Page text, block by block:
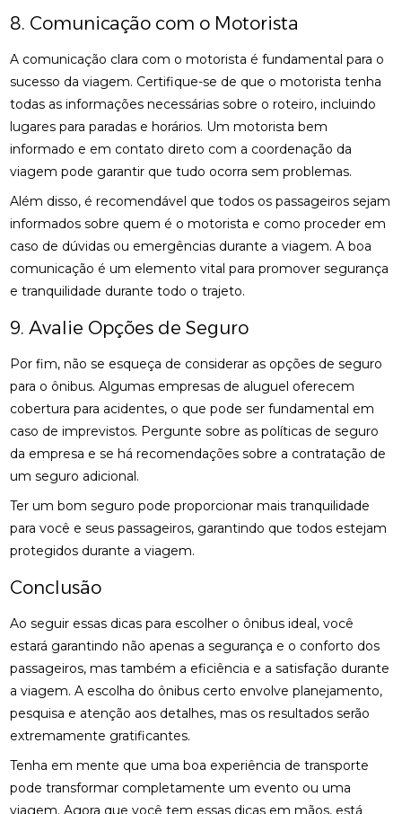
8. Comunicação com o Motorista
A comunicação clara com o motorista é fundamental para o
sucesso da viagem. Certifique-se de que o motorista tenha
todas as informações necessárias sobre o roteiro, incluindo
lugares para paradas e horários. Um motorista bem
informado e em contato direto com a coordenação da
viagem pode garantir que tudo ocorra sem problemas.
Além disso, é recomendável que todos os passageiros sejam
informados sobre quem é o motorista e como proceder em
caso de dúvidas ou emergências durante a viagem. A boa
comunicação é um elemento vital para promover segurança
e tranquilidade durante todo o trajeto.
9. Avalie Opções de Seguro
Por fim, não se esqueça de considerar as opções de seguro
para o ônibus. Algumas empresas de aluguel oferecem
cobertura para acidentes, o que pode ser fundamental em
caso de imprevistos. Pergunte sobre as políticas de seguro
da empresa e se há recomendações sobre a contratação de
um seguro adicional.
Ter um bom seguro pode proporcionar mais tranquilidade
para você e seus passageiros, garantindo que todos estejam
protegidos durante a viagem.
Conclusão
Ao seguir essas dicas para escolher o ônibus ideal, você
estará garantindo não apenas a segurança e o conforto dos
passageiros, mas também a eficiência e a satisfação durante
a viagem. A escolha do ônibus certo envolve planejamento,
pesquisa e atenção aos detalhes, mas os resultados serão
extremamente gratificantes.
Tenha em mente que uma boa experiência de transporte
pode transformar completamente um evento ou uma
viagem. Agora que você tem essas dicas em mãos, está